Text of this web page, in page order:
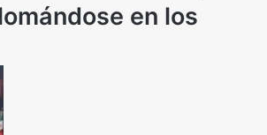
en los